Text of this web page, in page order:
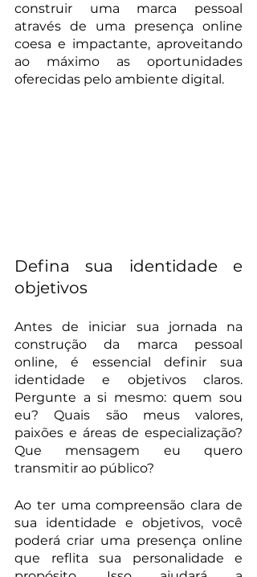
construir uma marca pessoal
através de uma presença online
coesa e impactante, aproveitando
ao máximo as oportunidades
oferecidas pelo ambiente digital.
Defina sua identidade e
objetivos
Antes de iniciar sua jornada na
construção da marca pessoal
online, é essencial definir sua
identidade e objetivos claros.
Pergunte a si mesmo: quem sou
eu? Quais são meus valores,
paixões e áreas de especialização?
Que mensagem eu quero
transmitir ao público?
Ao ter uma compreensão clara de
sua identidade e objetivos, você
poderá criar uma presença online
que reflita sua personalidade e